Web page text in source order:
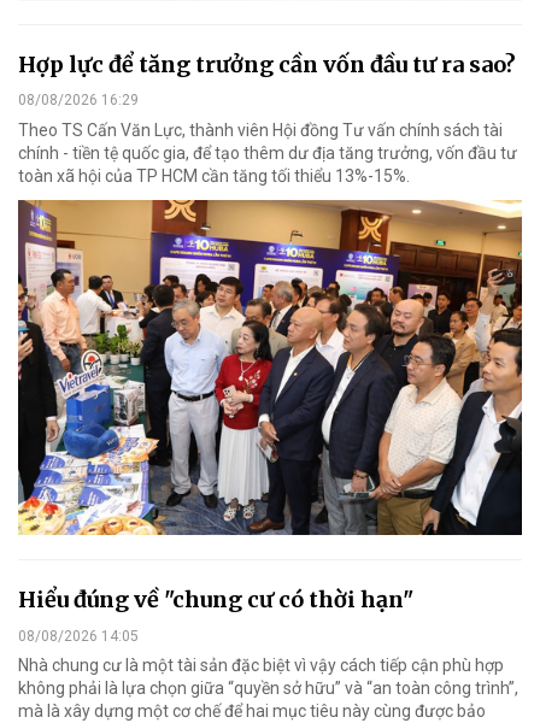
Hợp lực để tăng trưởng cần vốn đầu tư ra sao?
08/08/2026 16:29
Theo TS Cấn Văn Lực, thành viên Hội đồng Tư vấn chính sách tài
chính - tiền tệ quốc gia, để tạo thêm dư địa tăng trưởng, vốn đầu tư
toàn xã hội của TP HCM cần tăng tối thiểu 13%-15%.
Hiểu đúng về "chung cư có thời hạn"
08/08/2026 14:05
Nhà chung cư là một tài sản đặc biệt vì vậy cách tiếp cận phù hợp
không phải là lựa chọn giữa “quyền sở hữu” và “an toàn công trình”,
mà là xây dựng một cơ chế để hai mục tiêu này cùng được bảo